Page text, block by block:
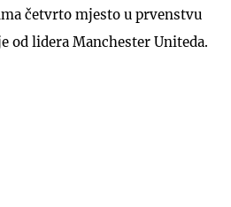
četvrto mjesto u prvenstvu
od lidera Manchester Uniteda.